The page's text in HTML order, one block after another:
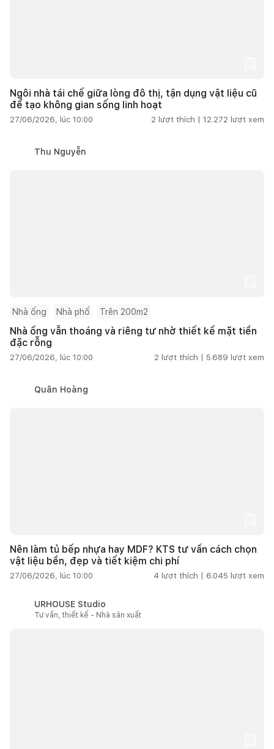
Ngôi nhà tái chế giữa lòng đô thị, tận dụng vật liệu cũ
để tạo không gian sống linh hoạt
27/06/2026, lúc 10:00 2 lượt thích | 12.272 lượt xem
Thu Nguyễn
Nhà ống Nhà phố Trên 200m2
Nhà ống vẫn thoáng và riêng tư nhờ thiết kế mặt tiền
đặc rỗng
27/06/2026, lúc 10:00 2 lượt thích | 5.689 lượt xem
Quân Hoàng
Nên làm tủ bếp nhựa hay MDF? KTS tư vấn cách chọn
vật liệu bền, đẹp và tiết kiệm chi phí
27/06/2026, lúc 10:00 4 lượt thích | 6.045 lượt xem
URHOUSE Studio
Tư vấn, thiết kế - Nhà sản xuất